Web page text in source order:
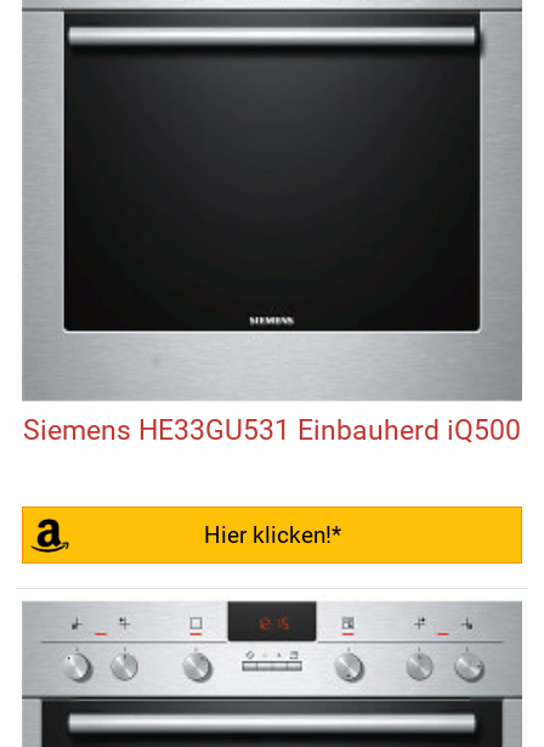
Siemens HE33GU531 Einbauherd iQ500
Hier klicken!*